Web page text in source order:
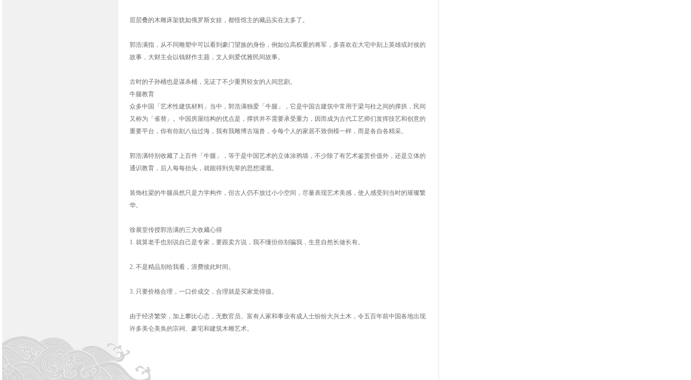
层层叠的木雕床架犹如俄罗斯女娃，都怪馆主的藏品实在太多了。
郭浩满指，从不同雕塑中可以看到豪门望族的身份，例如位高权重的将军，多喜欢在大宅中刻上英雄或封侯的
故事，大财主会以钱财作主题，文人则爱优雅民间故事。
古时的子孙桶也是谋杀桶，见证了不少重男轻女的人间悲剧。
牛腿教育
众多中国「艺术性建筑材料」当中，郭浩满独爱「牛腿」，它是中国古建筑中常用于梁与柱之间的撑拱，民间
又称为「雀替」。中国房屋结构的优点是，撑拱并不需要承受重力，因而成为古代工艺师们发挥技艺和创意的
重要平台，你有你刻八仙过海，我有我雕博古瑞兽，令每个人的家居不致倒模一样，而是各自各精采。
郭浩满特别收藏了上百件「牛腿」，等于是中国艺术的立体涂鸦墙，不少除了有艺术鉴赏价值外，还是立体的
通识教育，后人每每抬头，就能得到先辈的思想灌溉。
装饰柱梁的牛腿虽然只是力学构件，但古人仍不放过小小空间，尽量表现艺术美感，使人感受到当时的璀璨繁
华。
徐展堂传授郭浩满的三大收藏心得
1. 就算老手也别说自己是专家，要跟卖方说，我不懂但你别骗我，生意自然长做长有。
2. 不是精品别给我看，浪费彼此时间。
3. 只要价格合理，一口价成交，合理就是买家觉得值。
由于经济繁荣，加上攀比心态，无数官员、富有人家和事业有成人士纷纷大兴土木，令五百年前中国各地出现
许多美仑美奂的宗祠、豪宅和建筑木雕艺术。